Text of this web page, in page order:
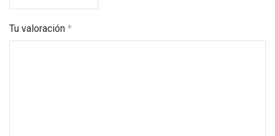
Tu valoración *